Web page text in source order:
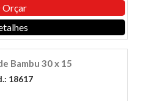
Orçar
Bambu 30 x 15
18617